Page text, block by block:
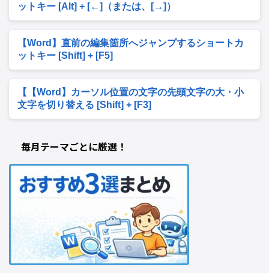
ットキー [Alt] + [←]（または、[→]）
【Word】直前の編集箇所へジャンプするショートカ
ットキー [Shift] + [F5]
【【Word】カーソル位置の文字の先頭文字の大・小
文字を切り替える [Shift] + [F3]
毎月テーマごとに厳選！